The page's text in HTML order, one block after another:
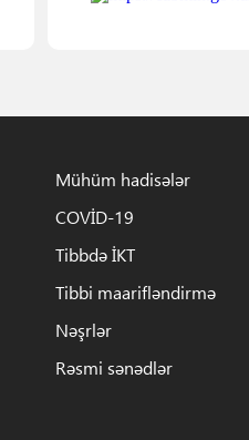
Mühüm hadisələr
COVİD-19
Tibbdə İKT
Tibbi maarifləndirmə
Nəşrlər
Rəsmi sənədlər